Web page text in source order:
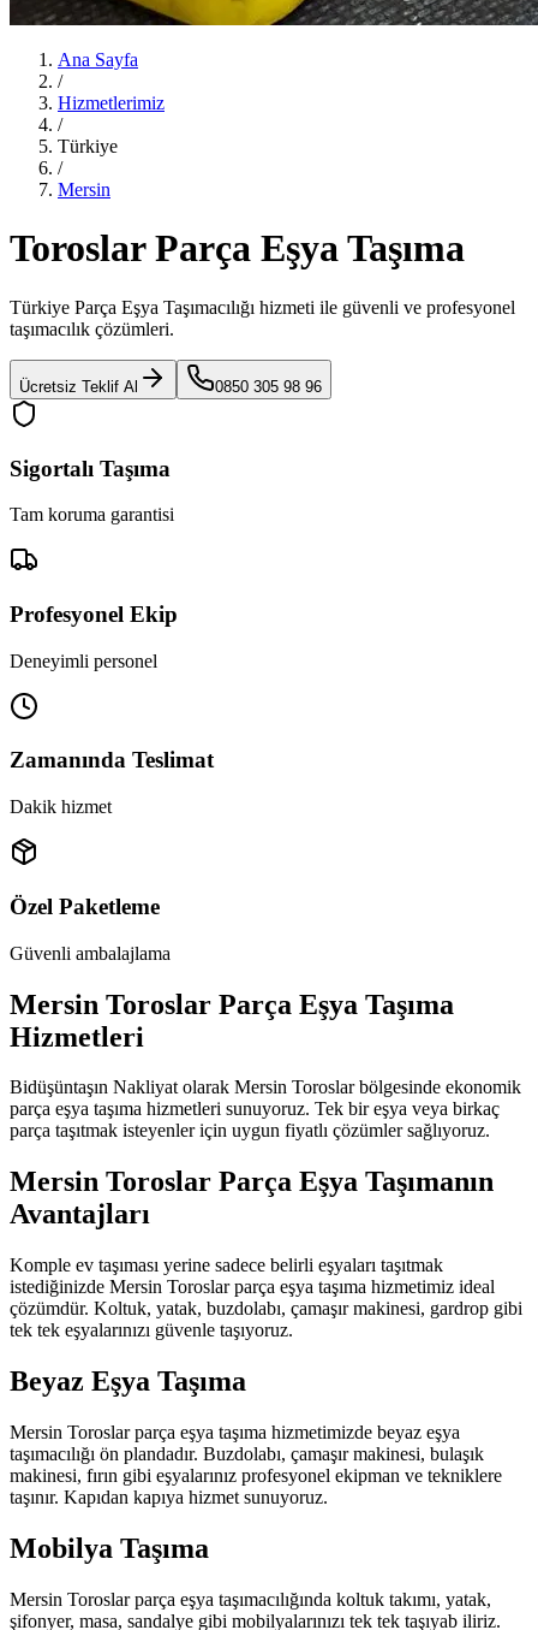
Ana Sayfa
/
Hizmetlerimiz
/
Türkiye
/
Mersin
Toroslar Parça Eşya Taşıma
Türkiye Parça Eşya Taşımacılığı hizmeti ile güvenli ve profesyonel
taşımacılık çözümleri.
Ücretsiz Teklif Al 0850 305 98 96
Sigortalı Taşıma
Tam koruma garantisi
Profesyonel Ekip
Deneyimli personel
Zamanında Teslimat
Dakik hizmet
Özel Paketleme
Güvenli ambalajlama
Mersin Toroslar Parça Eşya Taşıma
Hizmetleri
Bidüşüntaşın Nakliyat olarak Mersin Toroslar bölgesinde ekonomik
parça eşya taşıma hizmetleri sunuyoruz. Tek bir eşya veya birkaç
parça taşıtmak isteyenler için uygun fiyatlı çözümler sağlıyoruz.
Mersin Toroslar Parça Eşya Taşımanın
Avantajları
Komple ev taşıması yerine sadece belirli eşyaları taşıtmak
istediğinizde Mersin Toroslar parça eşya taşıma hizmetimiz ideal
çözümdür. Koltuk, yatak, buzdolabı, çamaşır makinesi, gardrop gibi
tek tek eşyalarınızı güvenle taşıyoruz.
Beyaz Eşya Taşıma
Mersin Toroslar parça eşya taşıma hizmetimizde beyaz eşya
taşımacılığı ön plandadır. Buzdolabı, çamaşır makinesi, bulaşık
makinesi, fırın gibi eşyalarınız profesyonel ekipman ve tekniklere
taşınır. Kapıdan kapıya hizmet sunuyoruz.
Mobilya Taşıma
Mersin Toroslar parça eşya taşımacılığında koltuk takımı, yatak,
şifonyer, masa, sandalye gibi mobilyalarınızı tek tek taşıyab iliriz.